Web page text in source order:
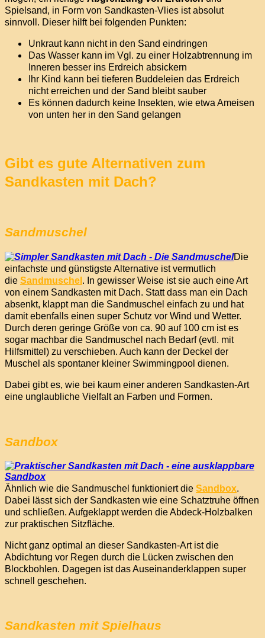
Spielsand, in Form von Sandkasten-Vlies ist absolut
sinnvoll. Dieser hilft bei folgenden Punkten:
Unkraut kann nicht in den Sand eindringen
Das Wasser kann im Vgl. zu einer Holzabtrennung im
Inneren besser ins Erdreich absickern
Ihr Kind kann bei tieferen Buddeleien das Erdreich
nicht erreichen und der Sand bleibt sauber
Es können dadurch keine Insekten, wie etwa Ameisen
von unten her in den Sand gelangen
Gibt es gute Alternativen zum
Sandkasten mit Dach?
Sandmuschel
Die
einfachste und günstigste Alternative ist vermutlich
die Sandmuschel . In gewisser Weise ist sie auch eine Art
von einem Sandkasten mit Dach. Statt dass man ein Dach
absenkt, klappt man die Sandmuschel einfach zu und hat
damit ebenfalls einen super Schutz vor Wind und Wetter.
Durch deren geringe Größe von ca. 90 auf 100 cm ist es
sogar machbar die Sandmuschel nach Bedarf (evtl. mit
Hilfsmittel) zu verschieben. Auch kann der Deckel der
Muschel als spontaner kleiner Swimmingpool dienen.
Dabei gibt es, wie bei kaum einer anderen Sandkasten-Art
eine unglaubliche Vielfalt an Farben und Formen.
Sandbox
Ähnlich wie die Sandmuschel funktioniert die Sandbox.
Dabei lässt sich der Sandkasten wie eine Schatztruhe öffnen
und schließen. Aufgeklappt werden die Abdeck-Holzbalken
zur praktischen Sitzfläche.
Nicht ganz optimal an dieser Sandkasten-Art ist die
Abdichtung vor Regen durch die Lücken zwischen den
Blockbohlen. Dagegen ist das Auseinanderklappen super
schnell geschehen.
Sandkasten mit Spielhaus